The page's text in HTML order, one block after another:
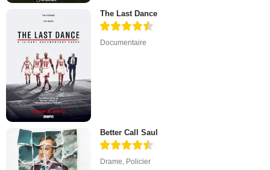
The Last Dance
Documentaire
Better Call Saul
Drame, Policier